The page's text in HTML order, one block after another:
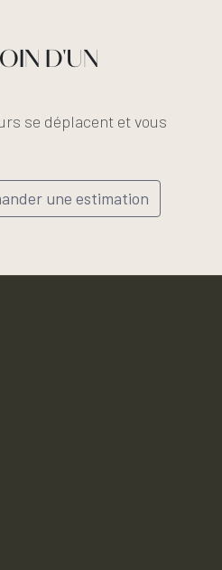
D'UN
se déplacent et vous
une estimation